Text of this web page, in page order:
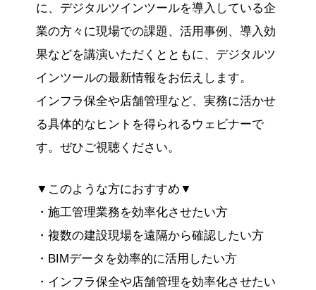
に、デジタルツインツールを導入している企
業の方々に現場での課題、活用事例、導入効
果などを講演いただくとともに、デジタルツ
インツールの最新情報をお伝えします。
インフラ保全や店舗管理など、実務に活かせ
る具体的なヒントを得られるウェビナーで
す。ぜひご視聴ください。
▼このような方におすすめ▼
・施工管理業務を効率化させたい方
・複数の建設現場を遠隔から確認したい方
・BIMデータを効率的に活用したい方
・インフラ保全や店舗管理を効率化させたい